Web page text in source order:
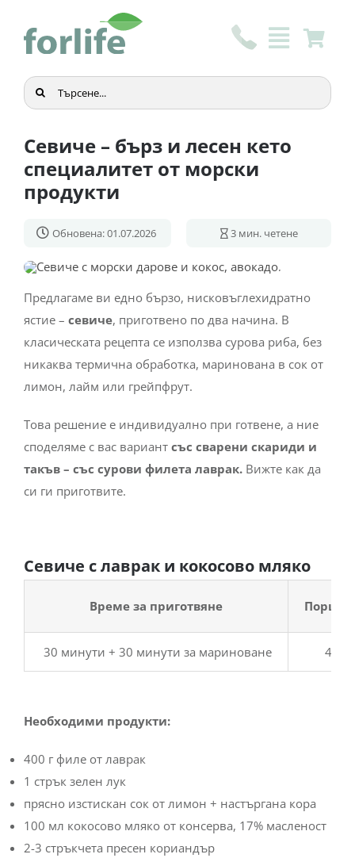
content
Търсене
...
Севиче – бърз и лесен кето
специалитет от морски
продукти
Обновена: 01.07.2026 3 мин. четене
Предлагаме ви едно бързо, нисковъглехидратно
ястие – севиче, приготвено по два начина. В
класическата рецепта се използва сурова риба, без
никаква термична обработка, маринована в сок от
лимон, лайм или грейпфрут.
Това решение е индивидуално при готвене, а ние
споделяме с вас вариант със сварени скариди и
такъв – със сурови филета лаврак. Вижте как да
си ги приготвите.
Севиче с лаврак и кокосово мляко
Време за приготвяне Порции
30 минути + 30 минути за мариноване 4
Необходими продукти:
400 г филе от лаврак
1 стрък зелен лук
прясно изстискан сок от лимон + настъргана кора
100 мл кокосово мляко от консерва, 17% масленост
2-3 стръкчета пресен кориандър